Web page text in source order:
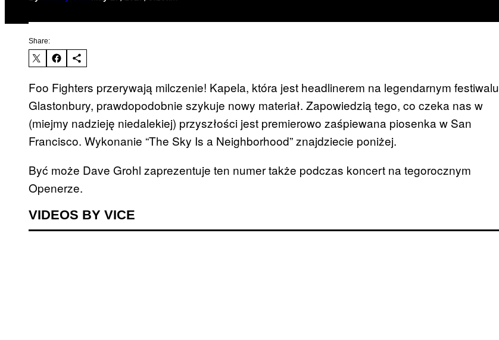
Share:
Foo Fighters przerywają milczenie! Kapela, która jest headlinerem na legendarnym festiwalu
Glastonbury, prawdopodobnie szykuje nowy materiał. Zapowiedzią tego, co czeka nas w
(miejmy nadzieję niedalekiej) przyszłości jest premierowo zaśpiewana piosenka w San
Francisco. Wykonanie “The Sky Is a Neighborhood” znajdziecie poniżej.
Być może Dave Grohl zaprezentuje ten numer także podczas koncert na tegorocznym
Openerze.
VIDEOS BY VICE